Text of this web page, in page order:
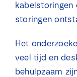
kabelstoringen
storingen
Het
veel tijd en
behulpzaam